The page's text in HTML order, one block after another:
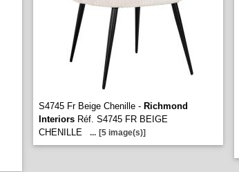
S4745 Fr Beige Chenille - Richmond
Interiors Réf. S4745 FR BEIGE
CHENILLE
... [5 image(s)]